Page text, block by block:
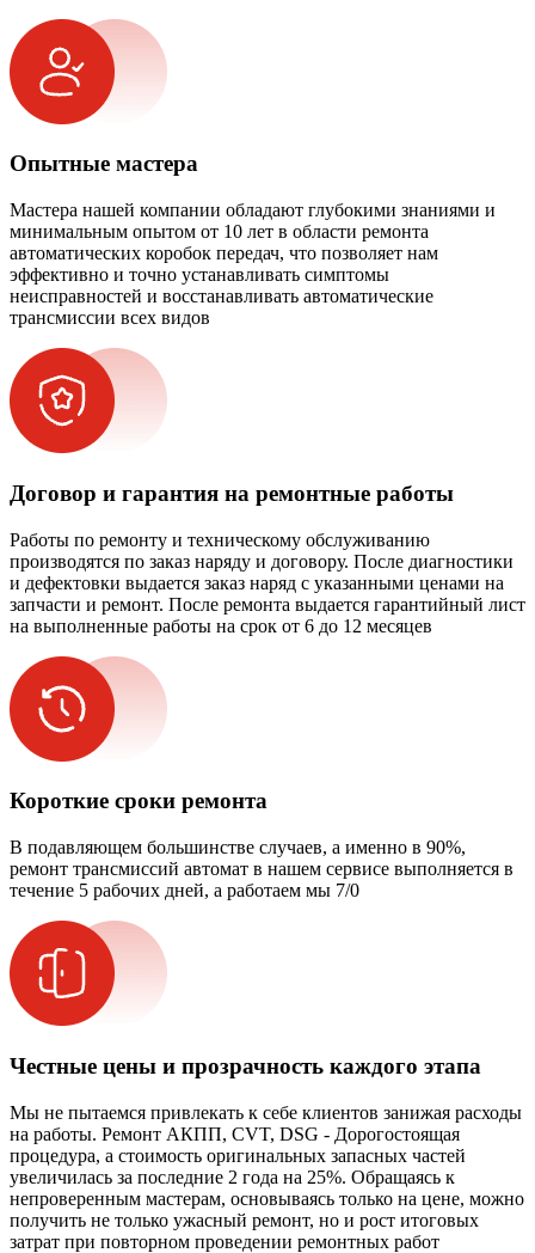
Опытные мастера
Мастера нашей компании обладают глубокими знаниями и
минимальным опытом от 10 лет в области ремонта
автоматических коробок передач, что позволяет нам
эффективно и точно устанавливать симптомы
неисправностей и восстанавливать автоматические
трансмиссии всех видов
Договор и гарантия на ремонтные работы
Работы по ремонту и техническому обслуживанию
производятся по заказ наряду и договору. После диагностики
и дефектовки выдается заказ наряд с указанными ценами на
запчасти и ремонт. После ремонта выдается гарантийный лист
на выполненные работы на срок от 6 до 12 месяцев
Короткие сроки ремонта
В подавляющем большинстве случаев, а именно в 90%,
ремонт трансмиссий автомат в нашем сервисе выполняется в
течение 5 рабочих дней, а работаем мы 7/0
Честные цены и прозрачность каждого этапа
Мы не пытаемся привлекать к себе клиентов занижая расходы
на работы. Ремонт АКПП, CVT, DSG - Дорогостоящая
процедура, а стоимость оригинальных запасных частей
увеличилась за последние 2 года на 25%. Обращаясь к
непроверенным мастерам, основываясь только на цене, можно
получить не только ужасный ремонт, но и рост итоговых
затрат при повторном проведении ремонтных работ